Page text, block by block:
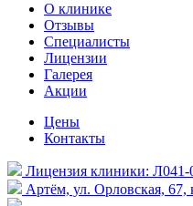
О клинике
Отзывы
Специалисты
Лицензии
Галерея
Акции
Цены
Контакты
Лицензия клиники: Л041-
Артём, ул. Орловская, 67,